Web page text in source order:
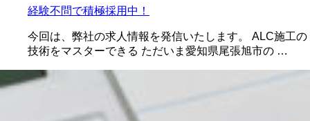
経験不問で積極採用中！
今回は、弊社の求人情報を発信いたします。 ALC施工の
技術をマスターできる ただいま愛知県尾張旭市の …